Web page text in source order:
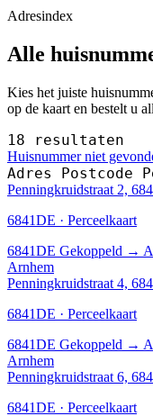
Adresindex
Alle
Kies het juiste
op de kaart en bestelt u
18 resultaten
Huisnummer niet
Adres Postcode
Penningkruidstraat 2,
6841DE · Perceelkaart
6841DE Gekoppeld →
Arnhem
Penningkruidstraat 4,
6841DE · Perceelkaart
6841DE Gekoppeld →
Arnhem
Penningkruidstraat 6,
6841DE · Perceelkaart